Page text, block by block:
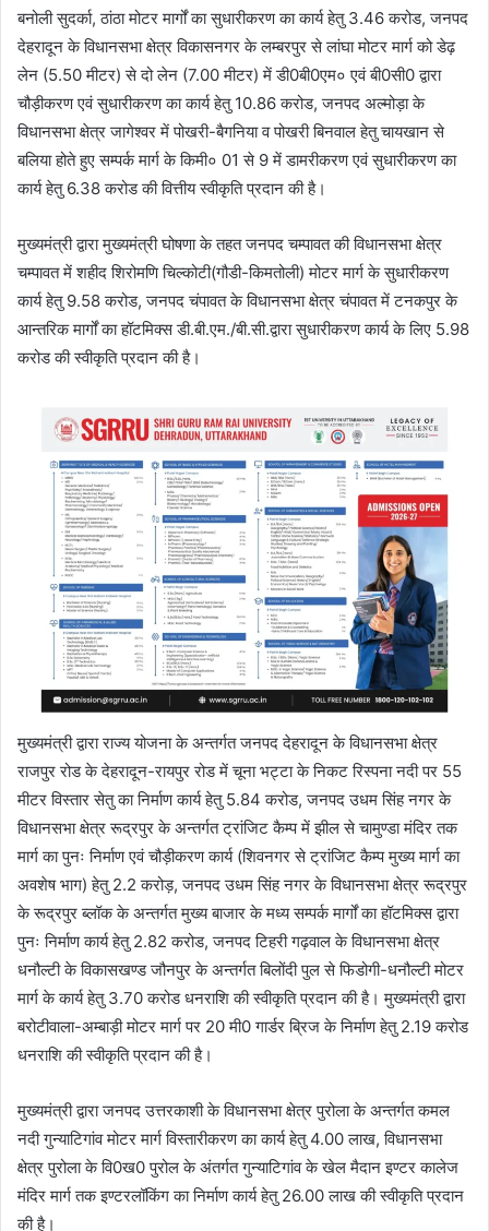
बनोली सुदर्का, ठांठा मोटर मार्गों का सुधारीकरण का कार्य हेतु 3.46 करोड, जनपद
देहरादून के विधानसभा क्षेत्र विकासनगर के लम्बरपुर से लांघा मोटर मार्ग को डेढ़
लेन (5.50 मीटर) से दो लेन (7.00 मीटर) में डी0बी0एम० एवं बी0सी0 द्वारा
चौड़ीकरण एवं सुधारीकरण का कार्य हेतु 10.86 करोड, जनपद अल्मोड़ा के
विधानसभा क्षेत्र जागेश्वर में पोखरी-बैगनिया व पोखरी बिनवाल हेतु चायखान से
बलिया होते हुए सम्पर्क मार्ग के किमी० 01 से 9 में डामरीकरण एवं सुधारीकरण का
कार्य हेतु 6.38 करोड की वित्तीय स्वीकृति प्रदान की है।
मुख्यमंत्री द्वारा मुख्यमंत्री घोषणा के तहत जनपद चम्पावत की विधानसभा क्षेत्र
चम्पावत में शहीद शिरोमणि चिल्कोटी(गौडी-किमतोली) मोटर मार्ग के सुधारीकरण
कार्य हेतु 9.58 करोड, जनपद चंपावत के विधानसभा क्षेत्र चंपावत में टनकपुर के
आन्तरिक मार्गों का हॉटमिक्स डी.बी.एम./बी.सी.द्वारा सुधारीकरण कार्य के लिए 5.98
करोड की स्वीकृति प्रदान की है।
मुख्यमंत्री द्वारा राज्य योजना के अन्तर्गत जनपद देहरादून के विधानसभा क्षेत्र
राजपुर रोड के देहरादून-रायपुर रोड में चूना भट्टा के निकट रिस्पना नदी पर 55
मीटर विस्तार सेतु का निर्माण कार्य हेतु 5.84 करोड, जनपद उधम सिंह नगर के
विधानसभा क्षेत्र रूद्रपुर के अन्तर्गत ट्रांजिट कैम्प में झील से चामुण्डा मंदिर तक
मार्ग का पुनः निर्माण एवं चौड़ीकरण कार्य (शिवनगर से ट्रांजिट कैम्प मुख्य मार्ग का
अवशेष भाग) हेतु 2.2 करोड़, जनपद उधम सिंह नगर के विधानसभा क्षेत्र रूद्रपुर
के रूद्रपुर ब्लॉक के अन्तर्गत मुख्य बाजार के मध्य सम्पर्क मार्गों का हॉटमिक्स द्वारा
पुनः निर्माण कार्य हेतु 2.82 करोड, जनपद टिहरी गढ़वाल के विधानसभा क्षेत्र
धनौल्टी के विकासखण्ड जौनपुर के अन्तर्गत बिलोंदी पुल से फिडोगी-धनौल्टी मोटर
मार्ग के कार्य हेतु 3.70 करोड धनराशि की स्वीकृति प्रदान की है। मुख्यमंत्री द्वारा
बरोटीवाला-अम्बाड़ी मोटर मार्ग पर 20 मी0 गार्डर ब्रिज के निर्माण हेतु 2.19 करोड
धनराशि की स्वीकृति प्रदान की है।
मुख्यमंत्री द्वारा जनपद उत्तरकाशी के विधानसभा क्षेत्र पुरोला के अन्तर्गत कमल
नदी गुन्याटिगांव मोटर मार्ग विस्तारीकरण का कार्य हेतु 4.00 लाख, विधानसभा
क्षेत्र पुरोला के वि0ख0 पुरोल के अंतर्गत गुन्याटिगांव के खेल मैदान इण्टर कालेज
मंदिर मार्ग तक इण्टरलॉकिंग का निर्माण कार्य हेतु 26.00 लाख की स्वीकृति प्रदान
की है।